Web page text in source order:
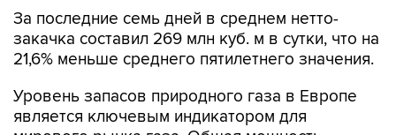
За последние семь дней в среднем нетто-
закачка составил 269 млн куб. м в сутки, что на
21,6% меньше среднего пятилетнего значения.
Уровень запасов природного газа в Европе
является ключевым индикатором для